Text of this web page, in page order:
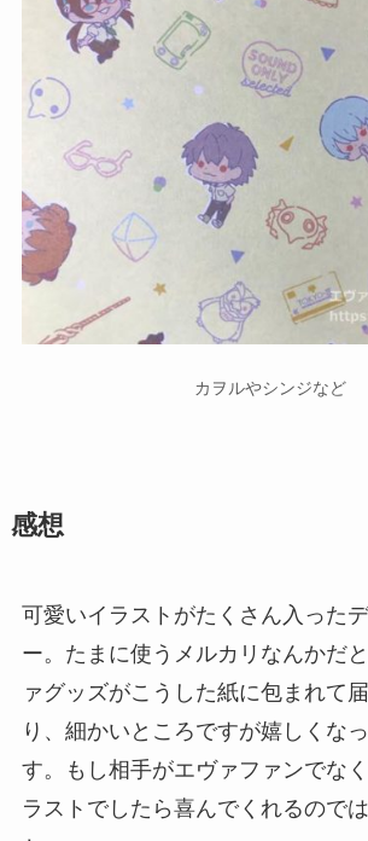
カヲルやシンジなど
感想
可愛いイラストがたくさん入った
ー。たまに使うメルカリなんかだ
ァグッズがこうした紙に包まれて
り、細かいところですが嬉しくな
す。もし相手がエヴァファンでな
ラストでしたら喜んでくれるので